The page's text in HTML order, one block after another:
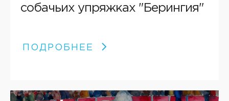
собачьих упряжках "Берингия"
ПОДРОБНЕЕ